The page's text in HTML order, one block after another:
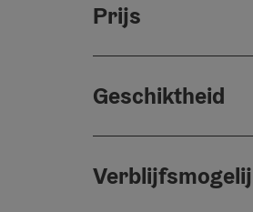
Prijs
Geschiktheid